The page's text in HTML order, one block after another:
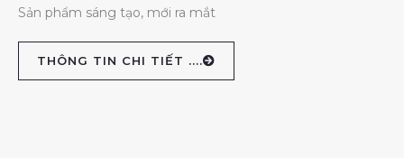
Sản phẩm sáng tạo, mới ra mắt
THÔNG TIN CHI TIẾT ....